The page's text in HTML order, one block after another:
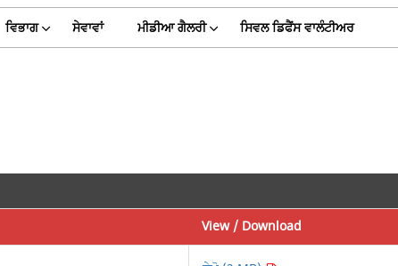
ਵਿਭਾਗ ਸੇਵਾਵਾਂ ਮੀਡੀਆ ਗੈਲਰੀ ਸਿਵਲ ਡਿਫੈਂਸ ਵਾਲੰਟੀਅਰ
View / Download